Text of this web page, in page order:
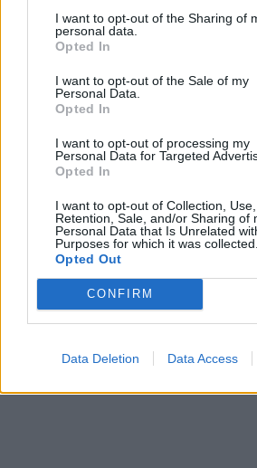
I want to opt-out of the Sharing of
personal data.
Opted In
I want to opt-out of the Sale of my
Personal Data.
Opted In
I want to opt-out of processing my
Personal Data for Targeted
Opted In
I want to opt-out of Collection, Use,
Retention, Sale, and/or Sharing of
Personal Data that Is Unrelated
Purposes for which it was collected.
Opted Out
CONFIRM
Data Deletion Data Access